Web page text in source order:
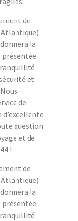
de
Atlantique)
la
présentée
et
de
question
et de
!
de
Atlantique)
la
présentée